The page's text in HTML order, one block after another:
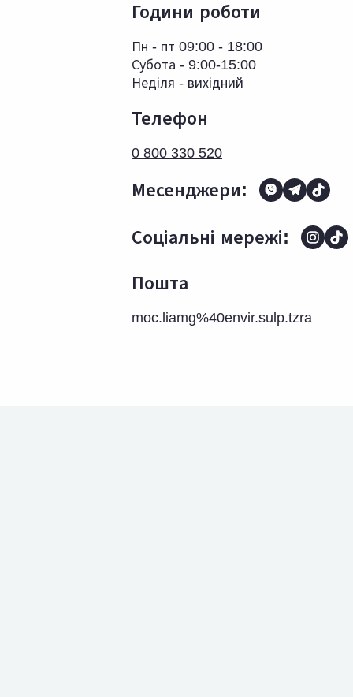
Години роботи
Пн - пт 09:00 - 18:00
Субота - 9:00-15:00
Неділя - вихідний
Телефон
0 800 330 520
Месенджери:
Соціальні мережі:
Пошта
moc.liamg%40envir.sulp.tzra